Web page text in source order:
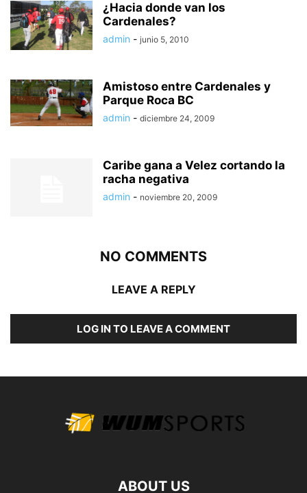
¿Hacia donde van los
Cardenales?
admin - junio 5, 2010
Amistoso entre Cardenales y
Parque Roca BC
admin - diciembre 24, 2009
Caribe gana a Velez cortando la
racha negativa
admin - noviembre 20, 2009
NO COMMENTS
LEAVE A REPLY
LOG IN TO LEAVE A COMMENT
ABOUT US